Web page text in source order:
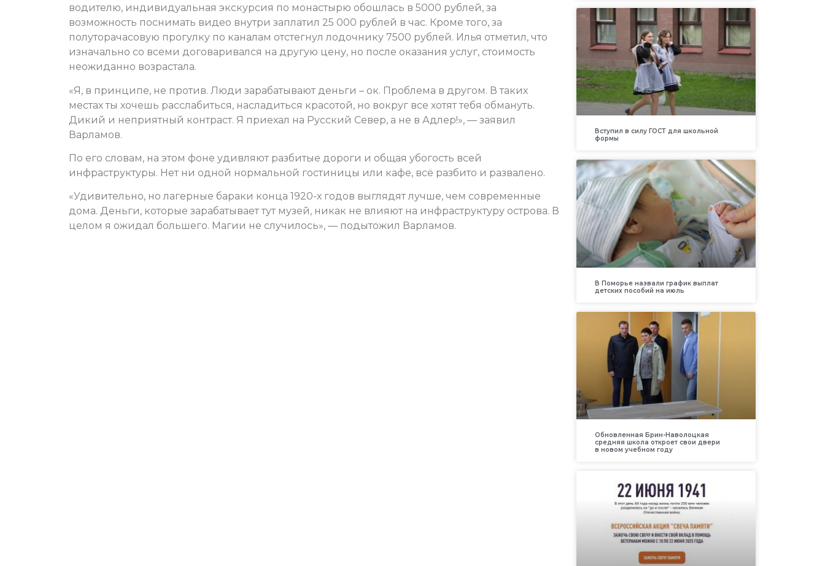
водителю, индивидуальная экскурсия по монастырю обошлась в 5000 рублей, за
возможность поснимать видео внутри заплатил 25 000 рублей в час. Кроме того, за
полуторачасовую прогулку по каналам отстегнул лодочнику 7500 рублей. Илья отметил, что
изначально со всеми договаривался на другую цену, но после оказания услуг, стоимость
неожиданно возрастала.
«Я, в принципе, не против. Люди зарабатывают деньги – ок. Проблема в другом. В таких
местах ты хочешь расслабиться, насладиться красотой, но вокруг все хотят тебя обмануть.
Дикий и неприятный контраст. Я приехал на Русский Север, а не в Адлер!», — заявил
Варламов.
По его словам, на этом фоне удивляют разбитые дороги и общая убогость всей
инфраструктуры. Нет ни одной нормальной гостиницы или кафе, всё разбито и развалено.
«Удивительно, но лагерные бараки конца 1920-х годов выглядят лучше, чем современные
дома. Деньги, которые зарабатывает тут музей, никак не влияют на инфраструктуру острова. В
целом я ожидал большего. Магии не случилось», — подытожил Варламов.
Вступил в силу ГОСТ для школьной
формы
В Поморье назвали график выплат
детских пособий на июль
Обновленная Брин-Наволоцкая
средняя школа откроет свои двери
в новом учебном году